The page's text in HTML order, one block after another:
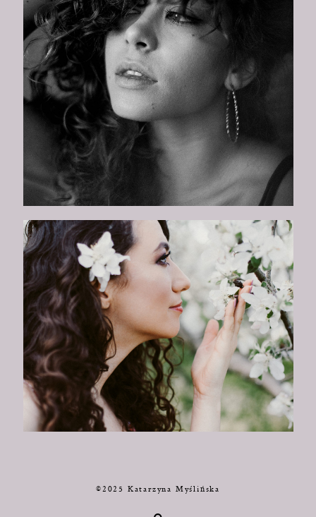
©2025 Katarzyna Myślińska